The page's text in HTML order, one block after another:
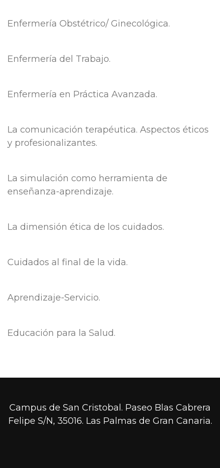
Enfermería Obstétrico/ Ginecológica.
Enfermería del Trabajo.
Enfermería en Práctica Avanzada.
La comunicación terapéutica. Aspectos éticos
y profesionalizantes.
La simulación como herramienta de
enseñanza-aprendizaje.
La dimensión ética de los cuidados.
Cuidados al final de la vida.
Aprendizaje-Servicio.
Educación para la Salud.
Campus de San Cristobal. Paseo Blas Cabrera
Felipe S/N, 35016. Las Palmas de Gran Canaria.